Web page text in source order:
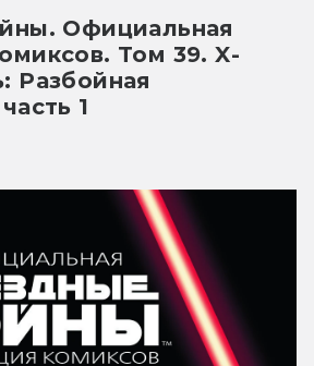
Официальная
Том 39. X-
Разбойная
1